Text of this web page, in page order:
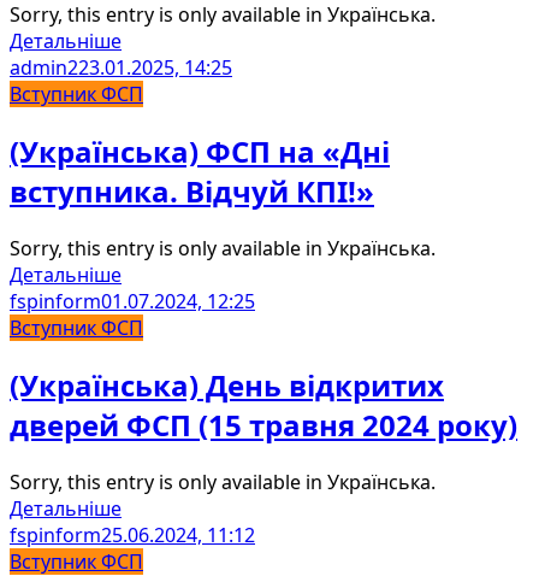
Sorry, this entry is only available in Українська.
Детальніше
admin223.01.2025, 14:25
Вступник ФСП
(Українська) ФСП на «Дні
вступника. Відчуй КПІ!»
Sorry, this entry is only available in Українська.
Детальніше
fspinform01.07.2024, 12:25
Вступник ФСП
(Українська) День відкритих
дверей ФСП (15 травня 2024 року)
Sorry, this entry is only available in Українська.
Детальніше
fspinform25.06.2024, 11:12
Вступник ФСП